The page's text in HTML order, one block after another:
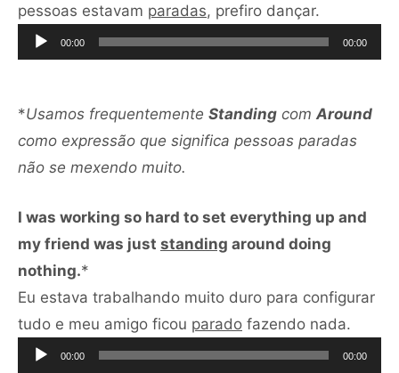
pessoas estavam paradas, prefiro dançar.
de
áudio
00:00 00:00
*Usamos frequentemente Standing com Around
como expressão que significa pessoas paradas
não se mexendo muito.
I was working so hard to set everything up and
my friend was just standing around doing
nothing.*
Eu estava trabalhando muito duro para configurar
tudo e meu amigo ficou parado fazendo nada.
de
00:00 00:00